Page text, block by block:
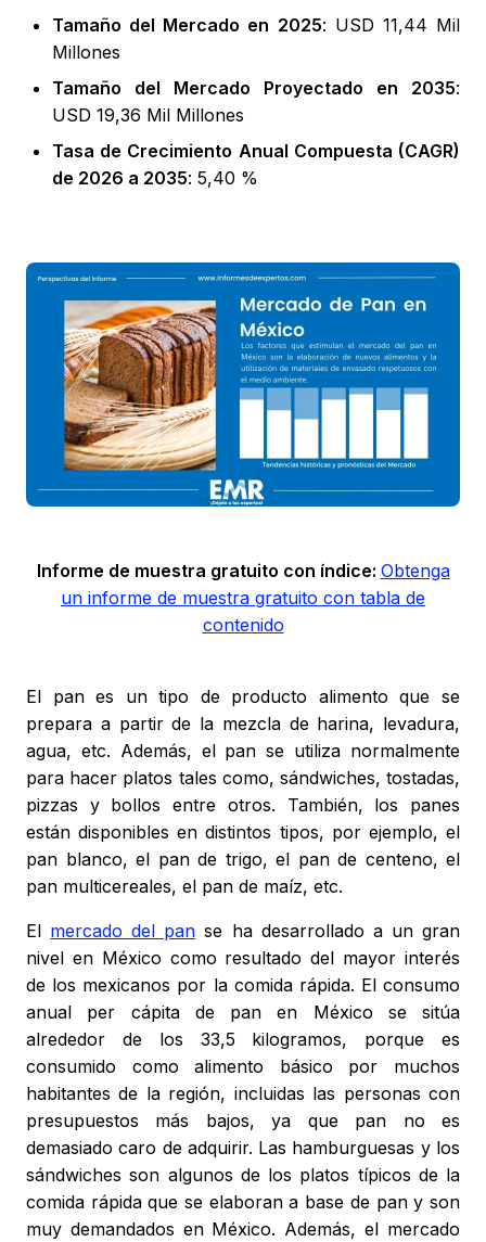
Tamaño del Mercado en 2025: USD 11,44 Mil
Millones
Tamaño del Mercado Proyectado en 2035:
USD 19,36 Mil Millones
Tasa de Crecimiento Anual Compuesta (CAGR)
de 2026 a 2035: 5,40 %
Informe de muestra gratuito con índice: Obtenga
un informe de muestra gratuito con tabla de
contenido
El pan es un tipo de producto alimento que se
prepara a partir de la mezcla de harina, levadura,
agua, etc. Además, el pan se utiliza normalmente
para hacer platos tales como, sándwiches, tostadas,
pizzas y bollos entre otros. También, los panes
están disponibles en distintos tipos, por ejemplo, el
pan blanco, el pan de trigo, el pan de centeno, el
pan multicereales, el pan de maíz, etc.
El mercado del pan se ha desarrollado a un gran
nivel en México como resultado del mayor interés
de los mexicanos por la comida rápida. El consumo
anual per cápita de pan en México se sitúa
alrededor de los 33,5 kilogramos, porque es
consumido como alimento básico por muchos
habitantes de la región, incluidas las personas con
presupuestos más bajos, ya que pan no es
demasiado caro de adquirir. Las hamburguesas y los
sándwiches son algunos de los platos típicos de la
comida rápida que se elaboran a base de pan y son
muy demandados en México. Además, el mercado